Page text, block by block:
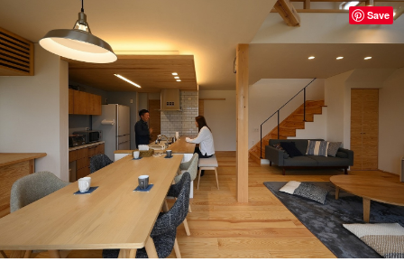
Save